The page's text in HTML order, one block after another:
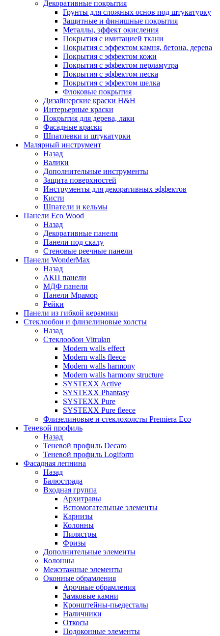
Декоративные покрытия
Грунты для сложных основ под штукатурку
Защитные и финишные покрытия
Металлы, эффект окисления
Покрытия с имитацией ткани
Покрытия с эффектом камня, бетона, дерева
Покрытия с эффектом кожи
Покрытия с эффектом перламутра
Покрытия с эффектом песка
Покрытия с эффектом шелка
Флоковые покрытия
Дизайнерские краски H&H
Интерьерные краски
Покрытия для дерева, лаки
Фасадные краски
Шпатлевки и штукатурки
Малярный инструмент
Назад
Валики
Дополнительные инструменты
Защита поверхностей
Инструменты для декоративных эффектов
Кисти
Шпатели и кельмы
Панели Eco Wood
Назад
Декоративные панели
Панели под скалу
Стеновые реечные панели
Панели WonderMax
Назад
АКП панели
МДФ панели
Панели Мрамор
Рейки
Панели из гибкой керамики
Стеклообои и флизелиновые холсты
Назад
Стеклообои Vitrulan
Modern walls effect
Modern walls fleece
Modern walls harmony
Modern walls harmony structure
SYSTEXX Active
SYSTEXX Phantasy
SYSTEXX Pure
SYSTEXX Pure fleece
Флизелиновые и стеклохолсты Premiera Eco
Теневой профиль
Назад
Теневой профиль Decaro
Теневой профиль Logiform
Фасадная лепнина
Назад
Балюстрада
Входная группа
Архитравы
Вспомогательные элементы
Карнизы
Колонны
Пилястры
Фризы
Дополнительные элементы
Колонны
Межэтажные элементы
Оконные обрамления
Арочные обрамления
Замковые камни
Кронштейны-пьедесталы
Наличники
Откосы
Подоконные элементы